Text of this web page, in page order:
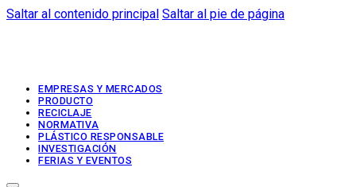
Saltar al contenido principal Saltar al pie de página
EMPRESAS Y MERCADOS
PRODUCTO
RECICLAJE
NORMATIVA
PLÁSTICO RESPONSABLE
INVESTIGACIÓN
FERIAS Y EVENTOS